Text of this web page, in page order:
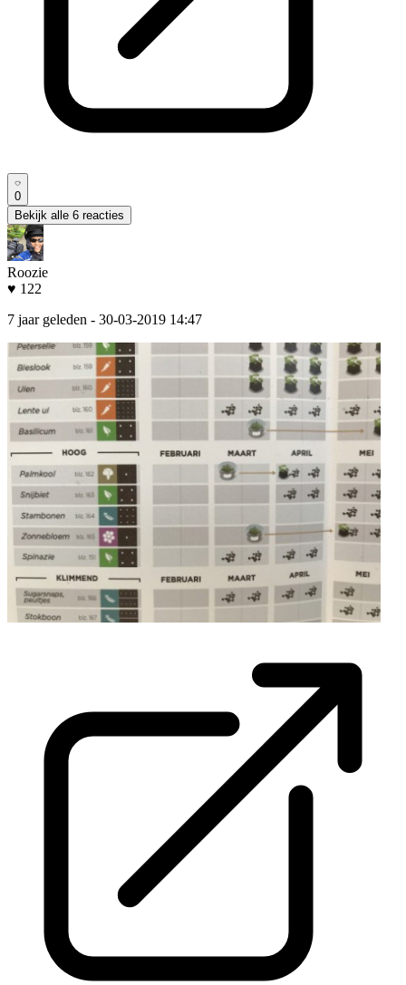
0
Bekijk alle 6 reacties
Roozie
♥ 122
7 jaar geleden - 30-03-2019 14:47